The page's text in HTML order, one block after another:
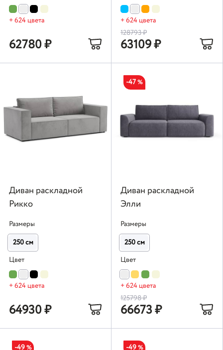
+ 624 цвета
62780₽
+ 624 цвета
128793₽
63109₽
Диван раскладной
Рикко
Размеры
250 см
Цвет
+ 624 цвета
64930₽
-47%
Диван раскладной
Элли
Размеры
250 см
Цвет
+ 624 цвета
125798₽
66673₽
-49 % -49 %